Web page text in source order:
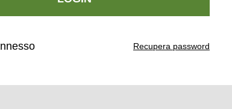
Recupera password